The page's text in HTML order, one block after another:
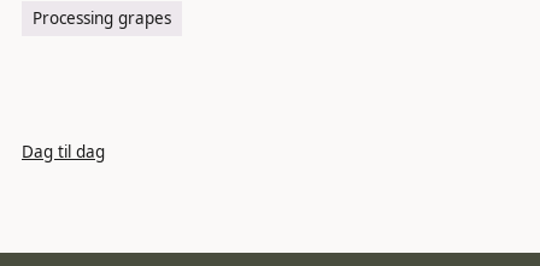
Processing grapes
Dag til dag